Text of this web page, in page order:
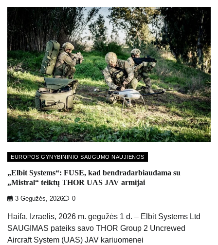
EUROPOS GYNYBININIO SAUGUMO NAUJIENOS
„Elbit Systems“: FUSE, kad bendradarbiaudama su
„Mistral“ teiktų THOR UAS JAV armijai
3 Gegužės, 2026 0
Haifa, Izraelis, 2026 m. gegužės 1 d. – Elbit Systems Ltd
SAUGIMAS pateiks savo THOR Group 2 Uncrewed
Aircraft System (UAS) JAV kariuomenei